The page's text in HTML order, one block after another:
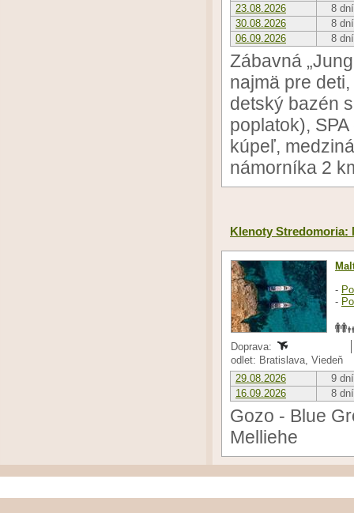
23.08.2026
8 dní
30.08.2026
8 dní
06.09.2026
8 dní
Zábavná
najmä pre
detský bazén
poplatok),
kúpeľ,
námorníka 2
Klenoty Stredomoria:
-
-
Doprava:
odlet: Bratislava, Viedeň
29.08.2026
9 dní
16.09.2026
8 dní
Gozo - Blue
Melliehe